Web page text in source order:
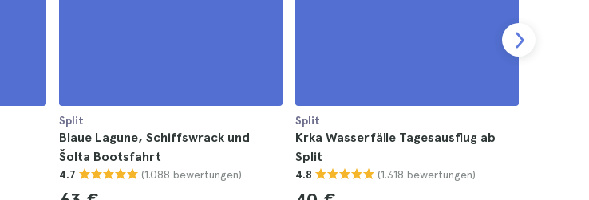
Split
Blaue Lagune, Schiffswrack und
Šolta Bootsfahrt
4.7 (1.088 bewertungen)
Split
Krka Wasserfälle Tagesausflug ab
Split
4.8 (1.318 bewertungen)